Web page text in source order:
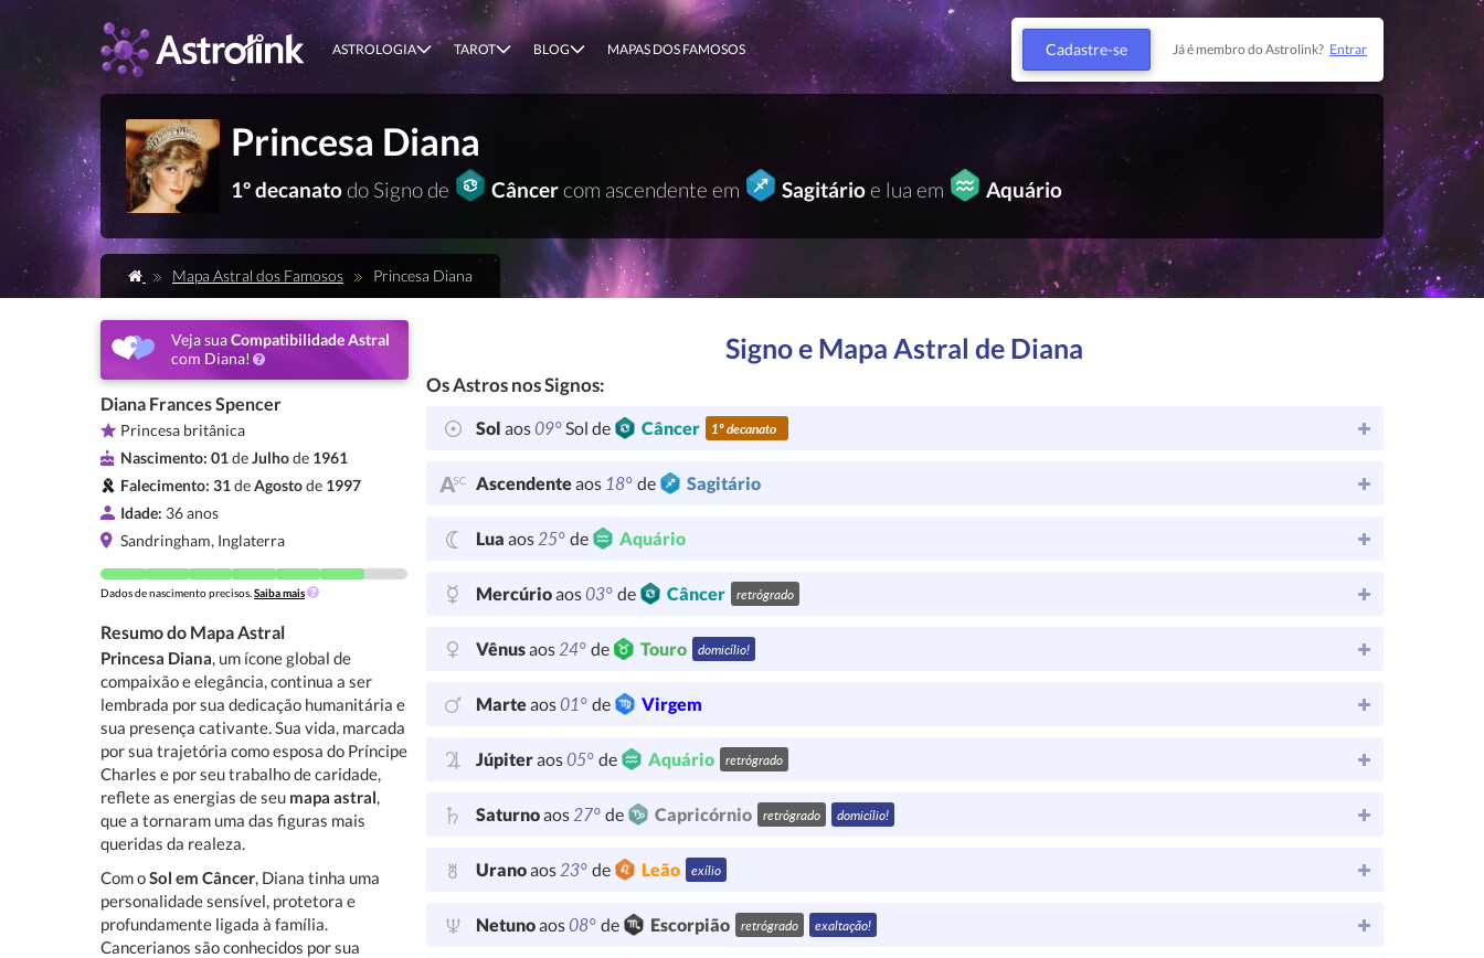
ASTROLOGIA TAROT BLOG MAPAS DOS FAMOSOS Cadastre-se Já é membro do Astrolink? Entrar
Princesa Diana
1º decanatodo Signo de Câncercom ascendente em Sagitárioe lua em Aquário
Mapa Astral dos Famosos Princesa Diana
Veja suaCompatibilidade Astral
com Diana!
Diana Frances Spencer
Princesa britânica
Nascimento: 01deJulhode 1961
Falecimento: 31deAgostode 1997
Idade: 36 anos
Sandringham, Inglaterra
Dados de nascimento precisos. Saiba mais
Resumo do Mapa Astral
Princesa Diana, um ícone global de
compaixão e elegância, continua a ser
lembrada por sua dedicação humanitária e
sua presença cativante. Sua vida, marcada
por sua trajetória como esposa do Príncipe
Charles e por seu trabalho de caridade,
reflete as energias de seu mapa astral,
que a tornaram uma das figuras mais
queridas da realeza.
Com oSol em Câncer, Diana tinha uma
personalidade sensível, protetora e
profundamente ligada à família.
Cancerianos são conhecidos por sua
Signo e Mapa Astral de Diana
Os Astros nos Signos:
Sol aos09°Sol de Câncer 1º decanato
Ascendenteaos 18° de Sagitário
Lua aos25° de Aquário
Mercúrioaos03° de Câncer retrógrado
Vênusaos24° de Touro domicílio!
Marteaos01° de Virgem
Júpiteraos05° de Aquário retrógrado
Saturnoaos27° de Capricórnio retrógrado domicílio!
Uranoaos23° de Leão exílio
Netunoaos08° de Escorpião retrógrado exaltação!